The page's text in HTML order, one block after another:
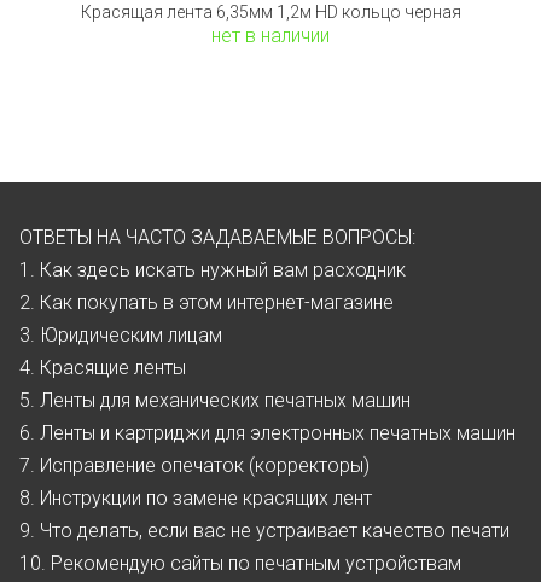
Красящая лента 6,35мм 1,2м HD кольцо черная
нет в наличии
ОТВЕТЫ НА ЧАСТО ЗАДАВАЕМЫЕ ВОПРОСЫ:
1. Как здесь искать нужный вам расходник
2. Как покупать в этом интернет-магазине
3. Юридическим лицам
4. Красящие ленты
5. Ленты для механических печатных машин
6. Ленты и картриджи для электронных печатных машин
7. Исправление опечаток (корректоры)
8. Инструкции по замене красящих лент
9. Что делать, если вас не устраивает качество печати
10. Рекомендую сайты по печатным устройствам